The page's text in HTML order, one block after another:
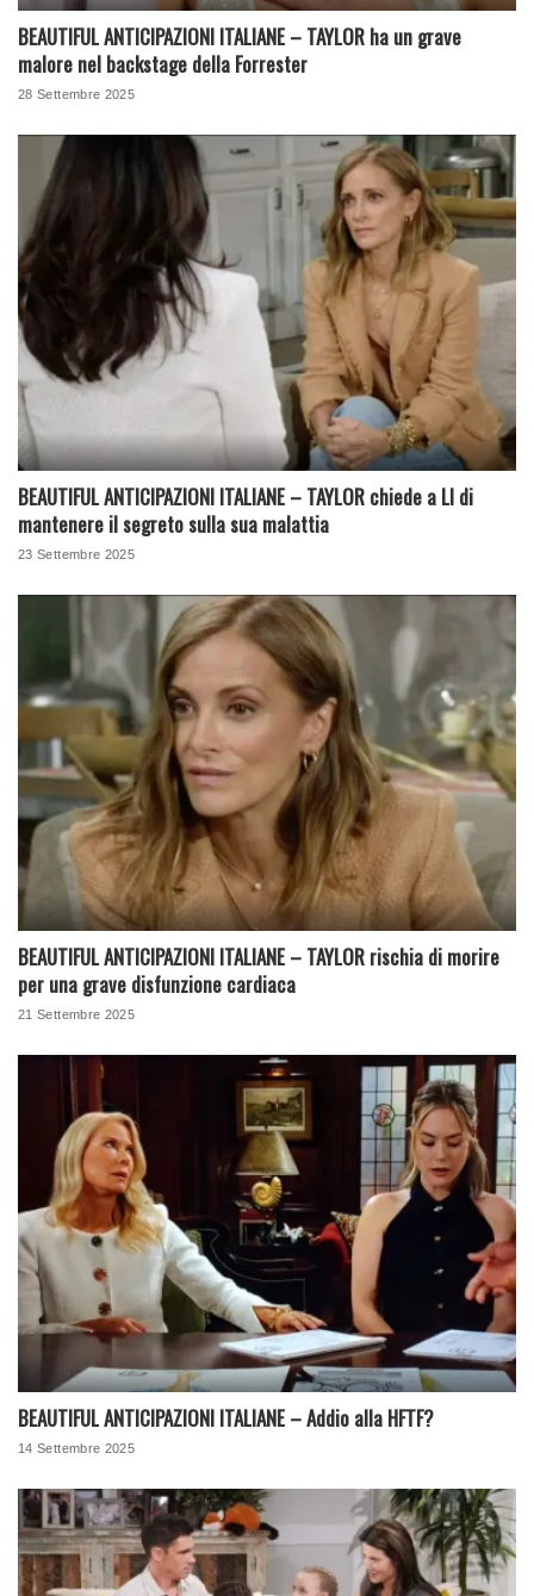
BEAUTIFUL ANTICIPAZIONI ITALIANE – TAYLOR ha un grave
malore nel backstage della Forrester
28 Settembre 2025
BEAUTIFUL ANTICIPAZIONI ITALIANE – TAYLOR chiede a LI di
mantenere il segreto sulla sua malattia
23 Settembre 2025
BEAUTIFUL ANTICIPAZIONI ITALIANE – TAYLOR rischia di morire
per una grave disfunzione cardiaca
21 Settembre 2025
BEAUTIFUL ANTICIPAZIONI ITALIANE – Addio alla HFTF?
14 Settembre 2025